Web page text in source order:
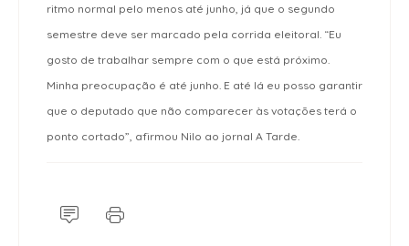
ritmo normal pelo menos até junho, já que o segundo
semestre deve ser marcado pela corrida eleitoral. “Eu
gosto de trabalhar sempre com o que está próximo.
Minha preocupação é até junho. E até lá eu posso garantir
que o deputado que não comparecer às votações terá o
ponto cortado”, afirmou Nilo ao jornal A Tarde.